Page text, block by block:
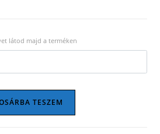
látod majd a terméken
TESZEM